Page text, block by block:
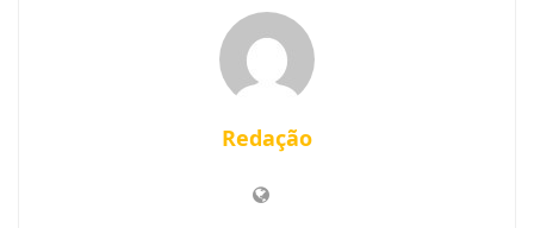
Redação